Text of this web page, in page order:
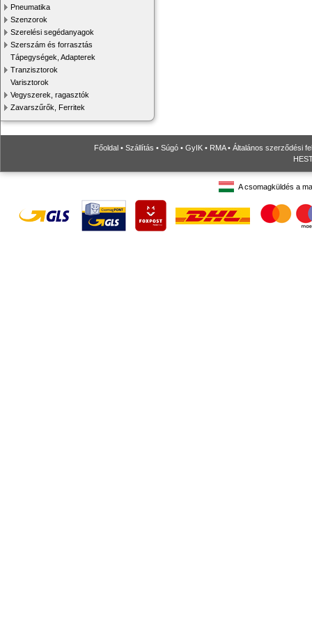
Pneumatika
Szenzorok
Szerelési segédanyagok
Szerszám és forrasztás
Tápegységek, Adapterek
Tranzisztorok
Varisztorok
Vegyszerek, ragasztók
Zavarszűrők, Ferritek
Főoldal • Szállítás • Súgó • GyIK • RMA• Általános szerződési
A csomagküldés a